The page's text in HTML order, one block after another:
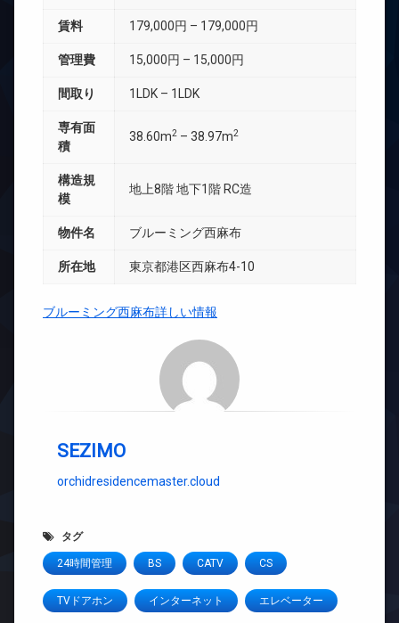
賃料 179,000円 – 179,000円
管理費 15,000円 – 15,000円
間取り 1LDK – 1LDK
専有面
積
38.60m2 – 38.97m2
構造規
模
地上8階 地下1階 RC造
物件名 ブルーミング西麻布
所在地 東京都港区西麻布4-10
ブルーミング西麻布詳しい情報
SEZIMO
orchidresidencemaster.cloud
タグ
24時間管理 BS CATV CS
TVドアホン インターネット エレベーター